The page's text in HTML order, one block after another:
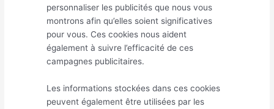
personnaliser les publicités que nous vous
montrons afin qu’elles soient significatives
pour vous. Ces cookies nous aident
également à suivre l’efficacité de ces
campagnes publicitaires.
Les informations stockées dans ces cookies
peuvent également être utilisées par les